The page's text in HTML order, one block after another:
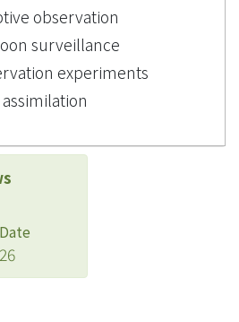
observation
surveillance
experiments